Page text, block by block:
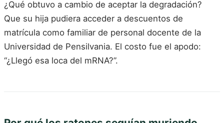
¿Qué obtuvo a cambio de aceptar la degradación?
Que su hija pudiera acceder a descuentos de
matrícula como familiar de personal docente de la
Universidad de Pensilvania. El costo fue el apodo:
“¿Llegó esa loca del mRNA?”.